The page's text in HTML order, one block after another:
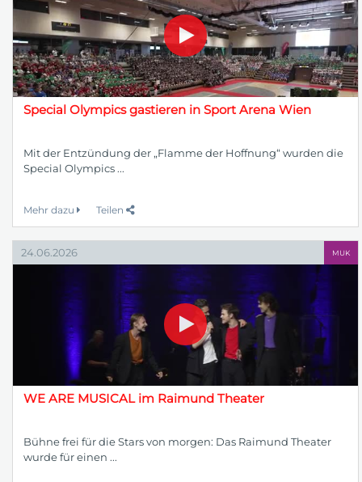
Special Olympics gastieren in Sport Arena Wien
Mit der Entzündung der „Flamme der Hoffnung“ wurden die
Special Olympics ...
Mehr dazu Teilen
24.06.2026 MUK
WE ARE MUSICAL im Raimund Theater
Bühne frei für die Stars von morgen: Das Raimund Theater
wurde für einen ...